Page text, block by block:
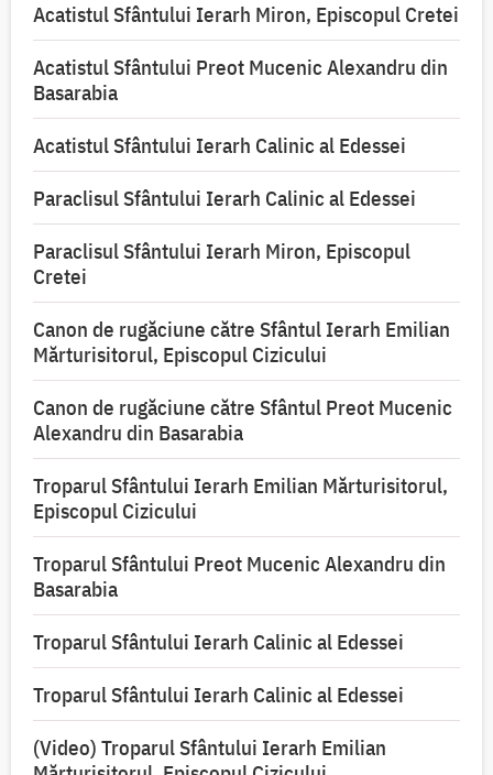
Acatistul Sfântului Ierarh Miron, Episcopul Cretei
Acatistul Sfântului Preot Mucenic Alexandru din
Basarabia
Acatistul Sfântului Ierarh Calinic al Edessei
Paraclisul Sfântului Ierarh Calinic al Edessei
Paraclisul Sfântului Ierarh Miron, Episcopul
Cretei
Canon de rugăciune către Sfântul Ierarh Emilian
Mărturisitorul, Episcopul Cizicului
Canon de rugăciune către Sfântul Preot Mucenic
Alexandru din Basarabia
Troparul Sfântului Ierarh Emilian Mărturisitorul,
Episcopul Cizicului
Troparul Sfântului Preot Mucenic Alexandru din
Basarabia
Troparul Sfântului Ierarh Calinic al Edessei
Troparul Sfântului Ierarh Calinic al Edessei
(Video) Troparul Sfântului Ierarh Emilian